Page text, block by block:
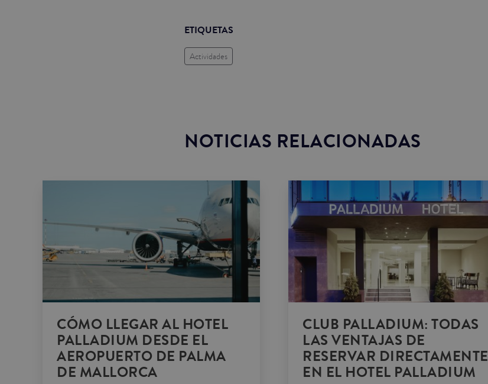
ETIQUETAS
Actividades
NOTICIAS RELACIONADAS
CÓMO LLEGAR AL HOTEL
PALLADIUM DESDE EL
AEROPUERTO DE PALMA
DE MALLORCA
CLUB PALLADIUM: TODAS
LAS VENTAJAS DE
RESERVAR DIRECTAMENTE
EN EL HOTEL PALLADIUM